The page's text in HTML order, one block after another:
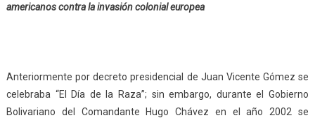
americanos contra la invasión colonial europea
Anteriormente por decreto presidencial de Juan Vicente Gómez se
celebraba “El Día de la Raza”; sin embargo, durante el Gobierno
Bolivariano del Comandante Hugo Chávez en el año 2002 se